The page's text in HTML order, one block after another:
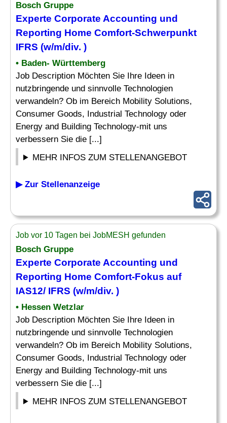
Bosch Gruppe
Experte Corporate Accounting und
Reporting Home Comfort-Schwerpunkt
IFRS (w/m/div. )
• Baden- Württemberg
Job Description Möchten Sie Ihre Ideen in
nutzbringende und sinnvolle Technologien
verwandeln? Ob im Bereich Mobility Solutions,
Consumer Goods, Industrial Technology oder
Energy and Building Technology-mit uns
verbessern Sie die [...]
MEHR INFOS ZUM STELLENANGEBOT
▶ Zur Stellenanzeige
Job vor 10 Tagen bei JobMESH gefunden
Bosch Gruppe
Experte Corporate Accounting und
Reporting Home Comfort-Fokus auf
IAS12/ IFRS (w/m/div. )
• Hessen Wetzlar
Job Description Möchten Sie Ihre Ideen in
nutzbringende und sinnvolle Technologien
verwandeln? Ob im Bereich Mobility Solutions,
Consumer Goods, Industrial Technology oder
Energy and Building Technology-mit uns
verbessern Sie die [...]
MEHR INFOS ZUM STELLENANGEBOT